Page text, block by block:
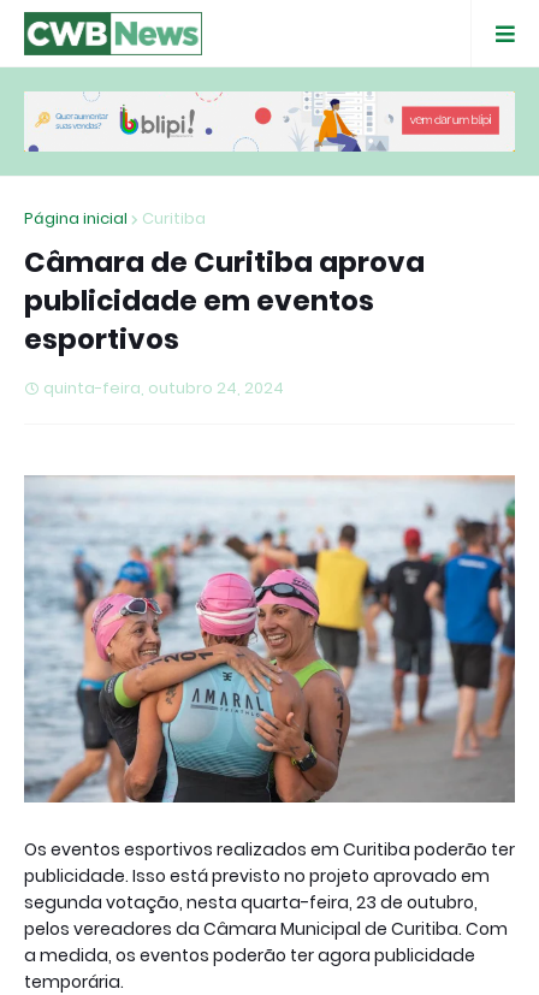
Página inicial Curitiba
Câmara de Curitiba aprova
publicidade em eventos
esportivos
quinta-feira, outubro 24, 2024
Os eventos esportivos realizados em Curitiba poderão ter
publicidade. Isso está previsto no projeto aprovado em
segunda votação, nesta quarta-feira, 23 de outubro,
pelos vereadores da Câmara Municipal de Curitiba. Com
a medida, os eventos poderão ter agora publicidade
temporária.